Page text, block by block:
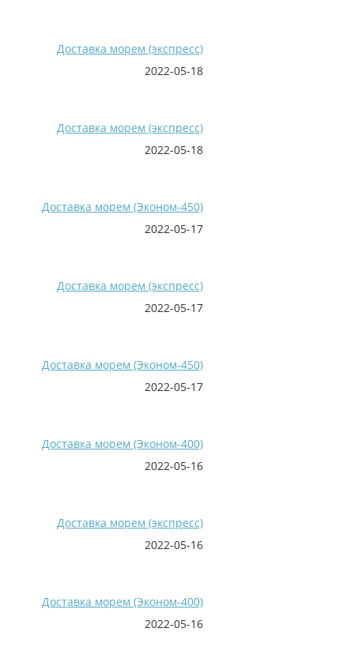
Доставка морем (экспресс)
2022-05-18
Доставка морем (экспресс)
2022-05-18
Доставка морем (Эконом-450)
2022-05-17
Доставка морем (экспресс)
2022-05-17
Доставка морем (Эконом-450)
2022-05-17
Доставка морем (Эконом-400)
2022-05-16
Доставка морем (экспресс)
2022-05-16
Доставка морем (Эконом-400)
2022-05-16